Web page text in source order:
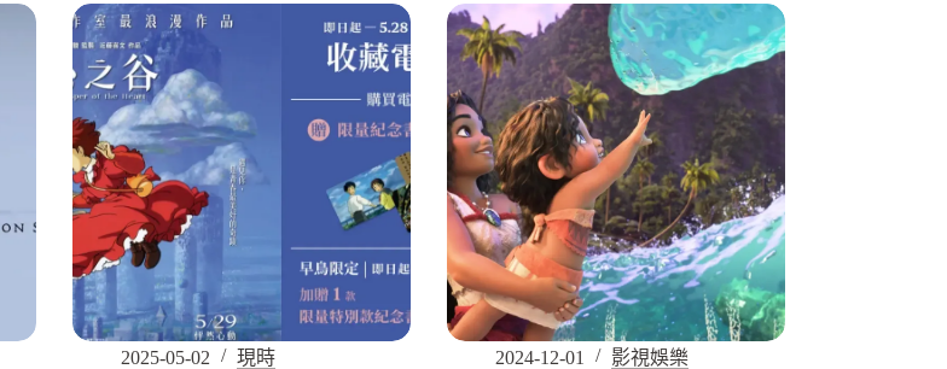
2025-05-02 現時 2024-12-01 影視娛樂